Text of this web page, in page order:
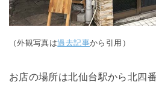
（外観写真は過去記事から引用）
お店の場所は北仙台駅から北四